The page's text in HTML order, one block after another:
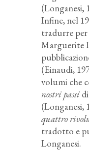
(Longanesi,
Infine, nel
tradurre
Marguerite
(Einaudi,
volumi che
nostri passi
(Longanesi,
quattro
tradotto e
Longanesi.